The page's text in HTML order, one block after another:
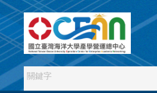
跳
到
主
要
內
容
區